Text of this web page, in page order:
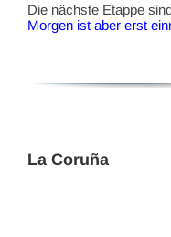
Die nächste Etappe
Morgen ist aber erst
La Coruña